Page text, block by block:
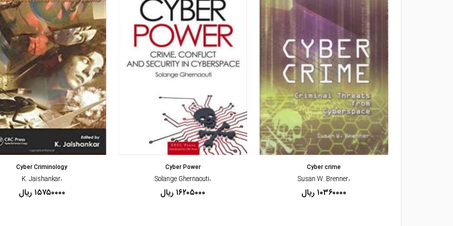
مشاهده و خرید مشاهده و خرید
Cyber crime
،Susan W. Brenner
۱۰۳۶۰۰۰۰ ریال
مشاهده و خرید
Cyber Power
،Solange Ghernaouti
۱۶۲۰۵۰۰۰ ریال
Cyber Criminology
،K. Jaishankar
۱۵۷۵۰۰۰۰ ریال